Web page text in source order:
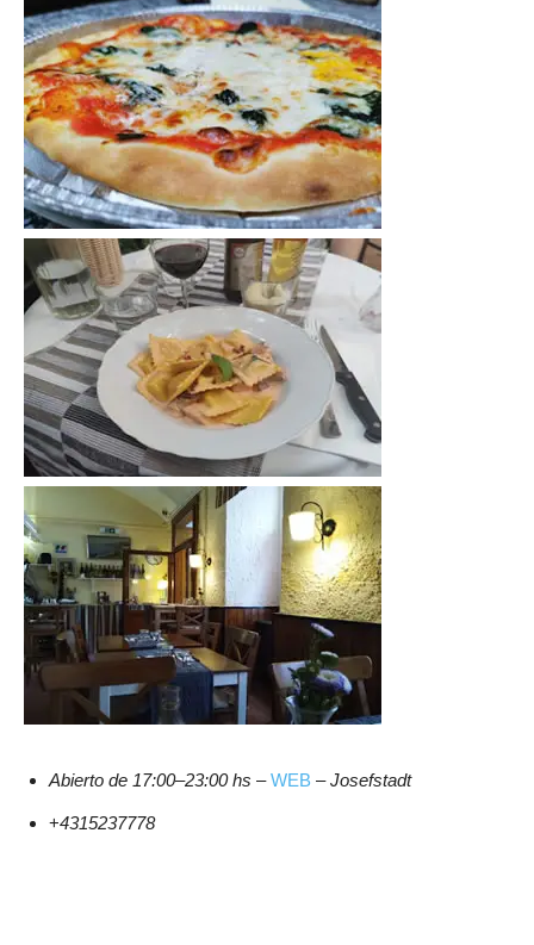
Abierto de 17:00–23:00 hs –WEB –Josefstadt
+4315237778